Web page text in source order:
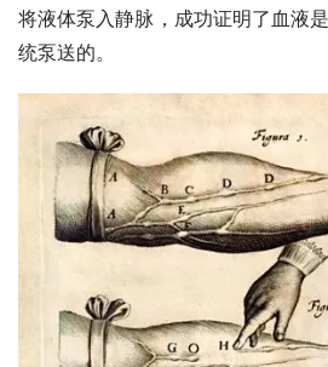
将液体泵入静脉，成功证明了血液
统泵送的。